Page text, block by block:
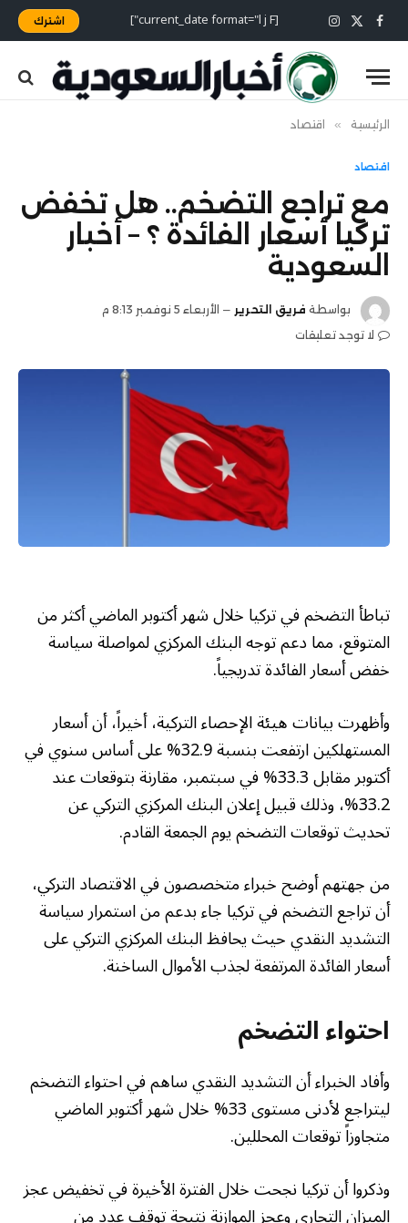
فيسبوك
X
(Twitter)
الانستغرام [current_date format="l j F"] اشترك
الرئيسية » اقتصاد
اقتصاد
مع تراجع التضخم.. هل تخفض
تركيا أسعار الفائدة ؟ – أخبار
السعودية
بواسطة فريق التحرير
الأربعاء 5 نوفمبر 8:13 م
لا توجد تعليقات
تباطأ التضخم في تركيا خلال شهر أكتوبر الماضي أكثر من
المتوقع، مما دعم توجه البنك المركزي لمواصلة سياسة
خفض أسعار الفائدة تدريجياً.
وأظهرت بيانات هيئة الإحصاء التركية، أخيراً، أن أسعار
المستهلكين ارتفعت بنسبة 32.9% على أساس سنوي في
أكتوبر مقابل 33.3% في سبتمبر، مقارنة بتوقعات عند
33.2%، وذلك قبيل إعلان البنك المركزي التركي عن
تحديث توقعات التضخم يوم الجمعة القادم.
من جهتهم أوضح خبراء متخصصون في الاقتصاد التركي،
أن تراجع التضخم في تركيا جاء بدعم من استمرار سياسة
التشديد النقدي حيث يحافظ البنك المركزي التركي على
أسعار الفائدة المرتفعة لجذب الأموال الساخنة.
احتواء التضخم
وأفاد الخبراء أن التشديد النقدي ساهم في احتواء التضخم
ليتراجع لأدنى مستوى 33% خلال شهر أكتوبر الماضي
متجاوزاً توقعات المحللين.
وذكروا أن تركيا نجحت خلال الفترة الأخيرة في تخفيض عجز